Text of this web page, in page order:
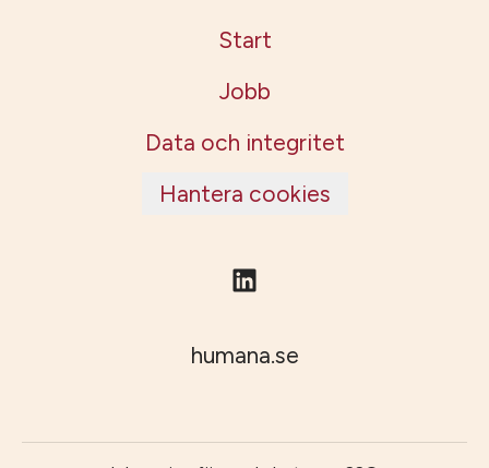
Start
Jobb
Data och integritet
Hantera cookies
humana.se